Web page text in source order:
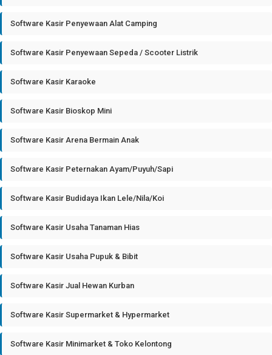
Software Kasir Penyewaan Alat Camping
Software Kasir Penyewaan Sepeda / Scooter Listrik
Software Kasir Karaoke
Software Kasir Bioskop Mini
Software Kasir Arena Bermain Anak
Software Kasir Peternakan Ayam/Puyuh/Sapi
Software Kasir Budidaya Ikan Lele/Nila/Koi
Software Kasir Usaha Tanaman Hias
Software Kasir Usaha Pupuk & Bibit
Software Kasir Jual Hewan Kurban
Software Kasir Supermarket & Hypermarket
Software Kasir Minimarket & Toko Kelontong